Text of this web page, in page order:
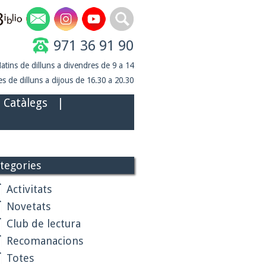
971 36 91 90
de dilluns a divendres de 9 a 14
de dilluns a dijous de 16.30 a 20.30
Catàlegs
Activitats
Novetats
Club de lectura
Recomanacions
Totes